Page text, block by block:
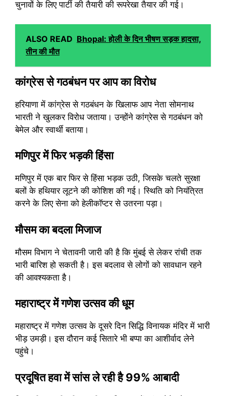
चुनावों के लिए पार्टी की तैयारी की रूपरेखा तैयार की गई।
ALSO READ Bhopal: होली के दिन भीषण सड़क हादसा,
तीन की मौत
कांग्रेस से गठबंधन पर आप का विरोध
हरियाणा में कांग्रेस से गठबंधन के खिलाफ आप नेता सोमनाथ
भारती ने खुलकर विरोध जताया। उन्होंने कांग्रेस से गठबंधन को
बेमेल और स्वार्थी बताया।
मणिपुर में फिर भड़की हिंसा
मणिपुर में एक बार फिर से हिंसा भड़क उठी, जिसके चलते सुरक्षा
बलों के हथियार लूटने की कोशिश की गई। स्थिति को नियंत्रित
करने के लिए सेना को हेलीकॉप्टर से उतरना पड़ा।
मौसम का बदला मिजाज
मौसम विभाग ने चेतावनी जारी की है कि मुंबई से लेकर रांची तक
भारी बारिश हो सकती है। इस बदलाव से लोगों को सावधान रहने
की आवश्यकता है।
महाराष्ट्र में गणेश उत्सव की धूम
महाराष्ट्र में गणेश उत्सव के दूसरे दिन सिद्धि विनायक मंदिर में भारी
भीड़ उमड़ी। इस दौरान कई सितारे भी बप्पा का आशीर्वाद लेने
पहुंचे।
प्रदूषित हवा में सांस ले रही है 99% आबादी